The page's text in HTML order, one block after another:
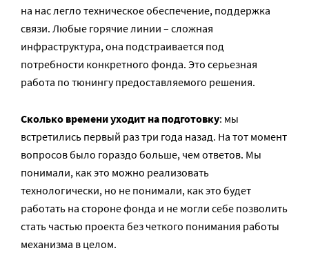
на нас легло техническое обеспечение, поддержка
связи. Любые горячие линии – сложная
инфраструктура, она подстраивается под
потребности конкретного фонда. Это серьезная
работа по тюнингу предоставляемого решения.
Сколько времени уходит на подготовку: мы
встретились первый раз три года назад. На тот момент
вопросов было гораздо больше, чем ответов. Мы
понимали, как это можно реализовать
технологически, но не понимали, как это будет
работать на стороне фонда и не могли себе позволить
стать частью проекта без четкого понимания работы
механизма в целом.